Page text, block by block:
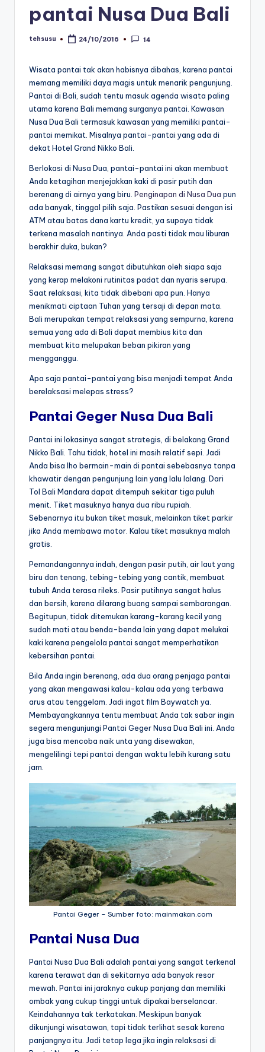
pantai Nusa Dua Bali
Posted
tehsusu 24/10/2016 14
Wisata pantai tak akan habisnya dibahas, karena pantai
memang memiliki daya magis untuk menarik pengunjung.
Pantai di Bali, sudah tentu masuk agenda wisata paling
utama karena Bali memang surganya pantai. Kawasan
Nusa Dua Bali termasuk kawasan yang memiliki pantai-
pantai memikat. Misalnya pantai-pantai yang ada di
dekat Hotel Grand Nikko Bali.
Berlokasi di Nusa Dua, pantai-pantai ini akan membuat
Anda ketagihan menjejakkan kaki di pasir putih dan
berenang di airnya yang biru. Penginapan di Nusa Dua pun
ada banyak, tinggal pilih saja. Pastikan sesuai dengan isi
ATM atau batas dana kartu kredit, ya supaya tidak
terkena masalah nantinya. Anda pasti tidak mau liburan
berakhir duka, bukan?
Relaksasi memang sangat dibutuhkan oleh siapa saja
yang kerap melakoni rutinitas padat dan nyaris serupa.
Saat relaksasi, kita tidak dibebani apa pun. Hanya
menikmati ciptaan Tuhan yang tersaji di depan mata.
Bali merupakan tempat relaksasi yang sempurna, karena
semua yang ada di Bali dapat membius kita dan
membuat kita melupakan beban pikiran yang
mengganggu.
Apa saja pantai-pantai yang bisa menjadi tempat Anda
berelaksasi melepas stress?
Pantai Geger Nusa Dua Bali
Pantai ini lokasinya sangat strategis, di belakang Grand
Nikko Bali. Tahu tidak, hotel ini masih relatif sepi. Jadi
Anda bisa lho bermain-main di pantai sebebasnya tanpa
khawatir dengan pengunjung lain yang lalu lalang. Dari
Tol Bali Mandara dapat ditempuh sekitar tiga puluh
menit. Tiket masuknya hanya dua ribu rupiah.
Sebenarnya itu bukan tiket masuk, melainkan tiket parkir
jika Anda membawa motor. Kalau tiket masuknya malah
gratis.
Pemandangannya indah, dengan pasir putih, air laut yang
biru dan tenang, tebing-tebing yang cantik, membuat
tubuh Anda terasa rileks. Pasir putihnya sangat halus
dan bersih, karena dilarang buang sampai sembarangan.
Begitupun, tidak ditemukan karang-karang kecil yang
sudah mati atau benda-benda lain yang dapat melukai
kaki karena pengelola pantai sangat memperhatikan
kebersihan pantai.
Bila Anda ingin berenang, ada dua orang penjaga pantai
yang akan mengawasi kalau-kalau ada yang terbawa
arus atau tenggelam. Jadi ingat film Baywatch ya.
Membayangkannya tentu membuat Anda tak sabar ingin
segera mengunjungi Pantai Geger Nusa Dua Bali ini. Anda
juga bisa mencoba naik unta yang disewakan,
mengelilingi tepi pantai dengan waktu lebih kurang satu
jam.
Pantai Geger – Sumber foto: mainmakan.com
Pantai Nusa Dua
Pantai Nusa Dua Bali adalah pantai yang sangat terkenal
karena terawat dan di sekitarnya ada banyak resor
mewah. Pantai ini jaraknya cukup panjang dan memiliki
ombak yang cukup tinggi untuk dipakai berselancar.
Keindahannya tak terkatakan. Meskipun banyak
dikunjungi wisatawan, tapi tidak terlihat sesak karena
panjangnya itu. Jadi tetap lega jika ingin relaksasi di